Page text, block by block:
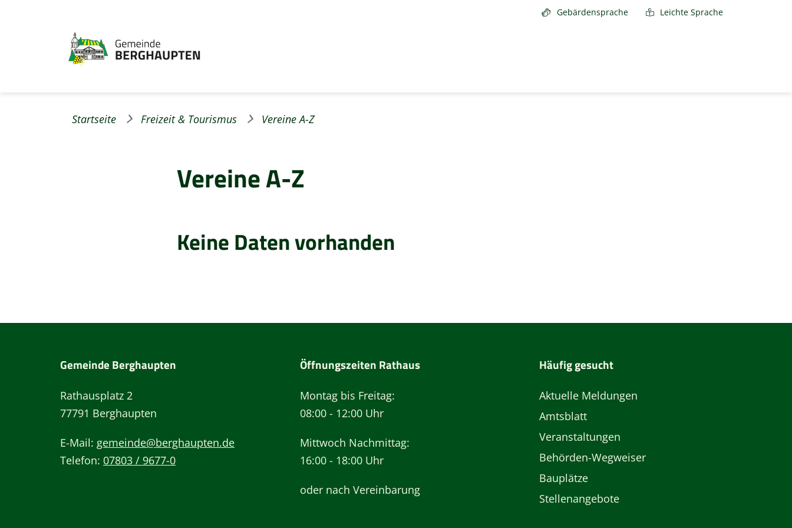
Gebärdensprache Leichte Sprache
Startseite Freizeit & Tourismus Vereine A-Z
Vereine A-Z
Keine Daten vorhanden
Gemeinde Berghaupten
Rathausplatz 2
77791 Berghaupten
E-Mail: gemeinde@berghaupten.de
Telefon: 07803 / 9677-0
Öffnungszeiten Rathaus
Montag bis Freitag:
08:00 - 12:00 Uhr
Mittwoch Nachmittag:
16:00 - 18:00 Uhr
oder nach Vereinbarung
Häufig gesucht
Aktuelle Meldungen
Amtsblatt
Veranstaltungen
Behörden-Wegweiser
Bauplätze
Stellenangebote